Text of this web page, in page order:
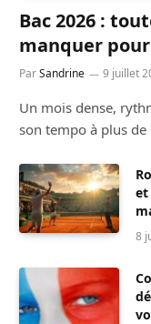
Bac 2026 :
manquer
ParSandrine 9 juillet
Un mois dense,
son tempo à plus
et
8